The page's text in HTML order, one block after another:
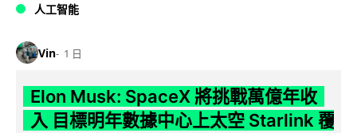
人工智能
Vin 1 日
Elon Musk: SpaceX 將挑戰萬億年收
入 目標明年數據中心上太空 Starlink 覆